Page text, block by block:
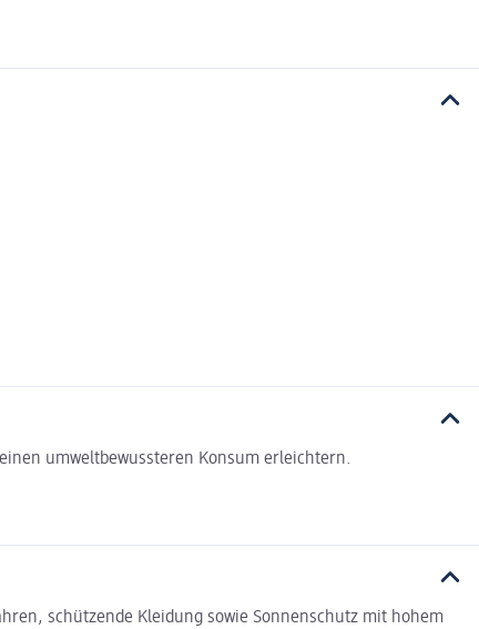
umweltbewussteren Konsum erleichtern.
schützende Kleidung sowie Sonnenschutz mit hohem